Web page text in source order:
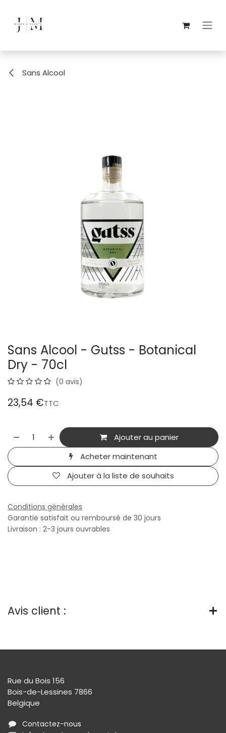
Sans Alcool
Sans Alcool - Gutss - Botanical
Dry - 70cl
(0 avis)
23,54 €TTC
Ajouter au panier
Acheter maintenant
Ajouter à la liste de souhaits
Conditions générales
Garantie satisfait ou remboursé de 30 jours
Livraison : 2-3 jours ouvrables
Avis client :
Rue du Bois 156
Bois-de-Lessines 7866
Belgique
Contactez-nous